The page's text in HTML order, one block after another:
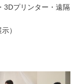
3Dプリンター・遠隔
）